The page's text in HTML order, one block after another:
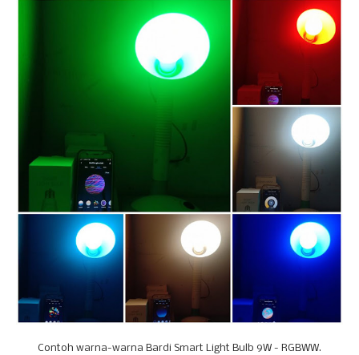
Contoh warna-warna Bardi Smart Light Bulb 9W - RGBWW.